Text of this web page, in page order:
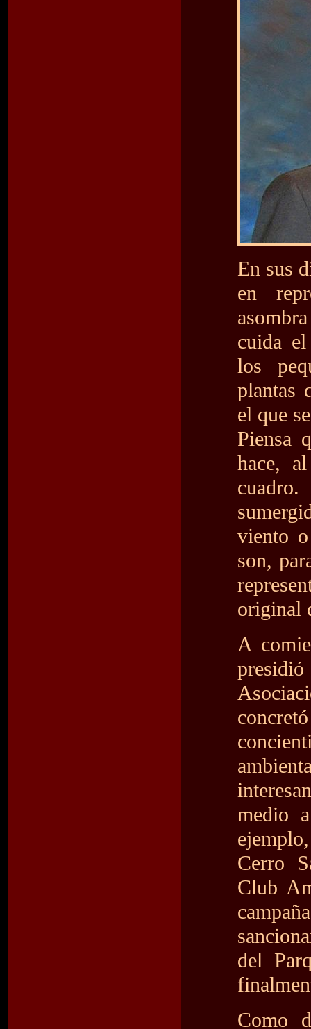
En sus
en
cuida
los
plantas
el que
Piensa
hace,
viento
son,
original
A
medio
Cerro
Club
del
Como